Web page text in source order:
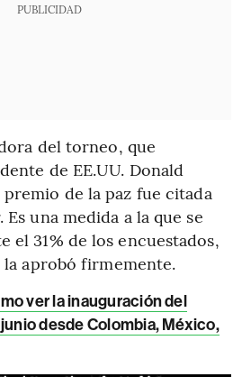
PUBLICIDAD
del torneo, que
de EE.UU. Donald
de la paz fue citada
una medida a la que se
el 31% de los encuestados,
la aprobó firmemente.
ver la inauguración del
desde Colombia, México,